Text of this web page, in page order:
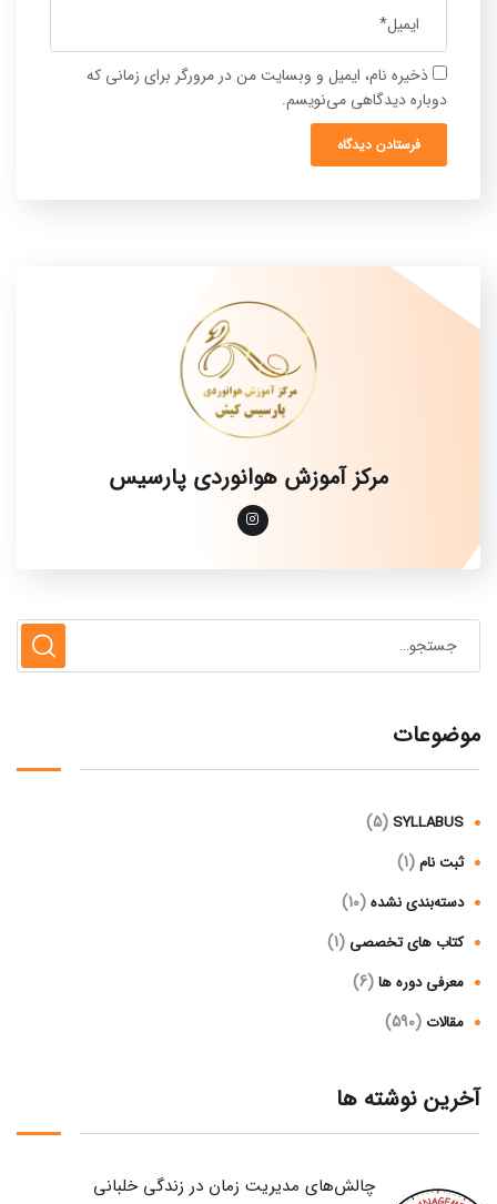
ذخیره نام، ایمیل و وبسایت من در مرورگر برای زمانی که
دوباره دیدگاهی می‌نویسم.
مرکز آموزش هوانوردی پارسیس
موضوعات
SYLLABUS
(5)
ثبت نام(1)
دسته‌بندی نشده(10)
کتاب های تخصصی (1)
معرفی دوره ها(6)
مقالات (590)
آخرین نوشته ها
چالش‌های مدیریت زمان در زندگی خلبانی